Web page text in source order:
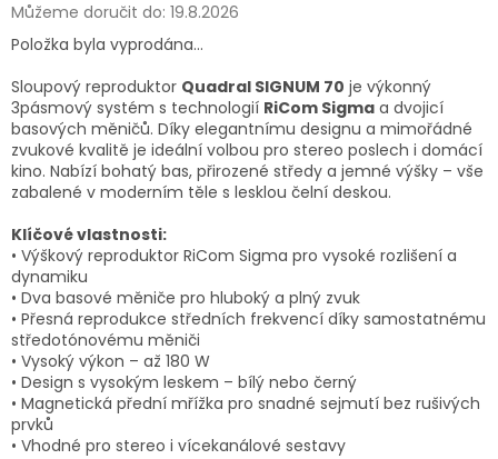
Můžeme doručit do: 19.8.2026
Položka byla vyprodána…
Sloupový reproduktor Quadral SIGNUM 70 je výkonný
3pásmový systém s technologií RiCom Sigma a dvojicí
basových měničů. Díky elegantnímu designu a mimořádné
zvukové kvalitě je ideální volbou pro stereo poslech i domácí
kino. Nabízí bohatý bas, přirozené středy a jemné výšky – vše
zabalené v moderním těle s lesklou čelní deskou.
Klíčové vlastnosti:
• Výškový reproduktor RiCom Sigma pro vysoké rozlišení a
dynamiku
• Dva basové měniče pro hluboký a plný zvuk
• Přesná reprodukce středních frekvencí díky samostatnému
středotónovému měniči
• Vysoký výkon – až 180 W
• Design s vysokým leskem – bílý nebo černý
• Magnetická přední mřížka pro snadné sejmutí bez rušivých
prvků
• Vhodné pro stereo i vícekanálové sestavy